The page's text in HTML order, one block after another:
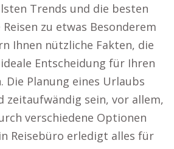
Trends und die besten
zu etwas Besonderem
Ihnen nützliche Fakten, die
Entscheidung für Ihren
Die Planung eines Urlaubs
zeitaufwändig sein, vor allem,
verschiedene Optionen
Reisebüro erledigt alles für